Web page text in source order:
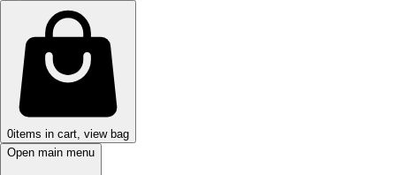
0items in cart, view bag
Open main menu